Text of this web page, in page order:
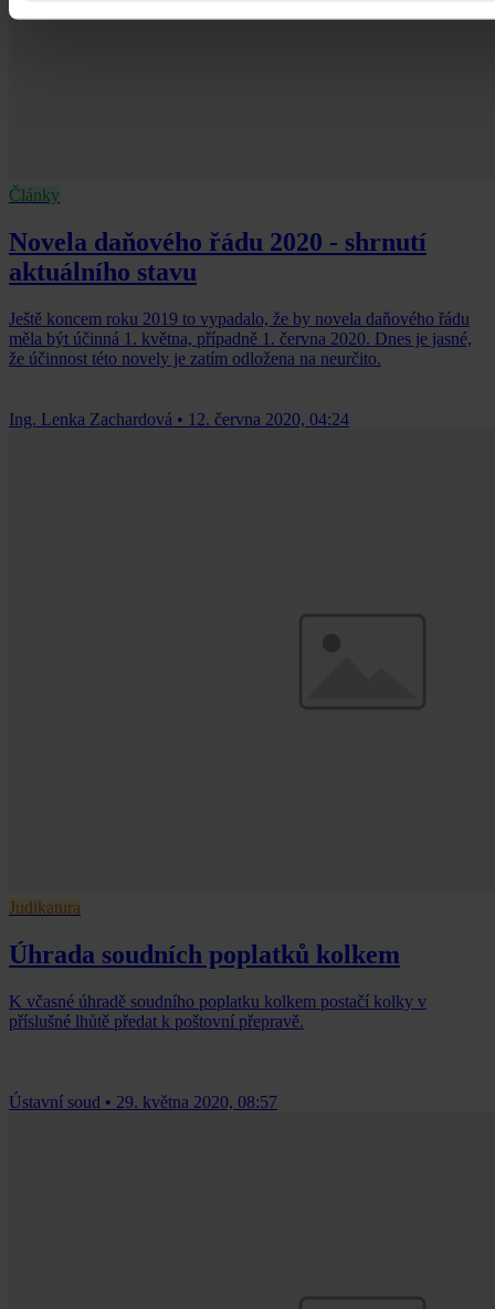
Články
Novela daňového řádu 2020 - shrnutí
aktuálního stavu
Ještě koncem roku 2019 to vypadalo, že by novela daňového řádu
měla být účinná 1. května, případně 1. června 2020. Dnes je jasné,
že účinnost této novely je zatím odložena na neurčito.
Ing. Lenka Zachardová • 12. června 2020, 04:24
Judikatura
Úhrada soudních poplatků kolkem
K včasné úhradě soudního poplatku kolkem postačí kolky v
příslušné lhůtě předat k poštovní přepravě.
Ústavní soud • 29. května 2020, 08:57